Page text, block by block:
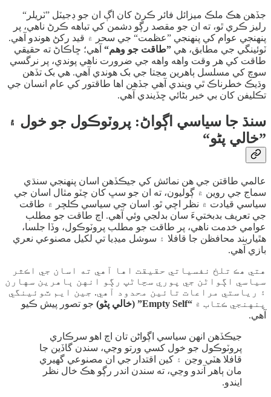
​جڏهن هڪ ملڪ ميزائل فائر ڪرڻ کان اڳ ان جو ڊجيٽل ”ٽريلر“
رليز ڪري ٿو، ته ان جو مقصد رڳو دشمن کي تباهه ڪرڻ ناهي، پر
پنهنجي عوام کي پنهنجي ”عظمت“ جي سحر ۾ قيد رکڻ هوندو آهي.
ٽوئينگي جي مطابق، هي ”طاقت جو وهم“ آهي؛ ڇاڪاڻ ته حقيقي
طاقت کي هر وقت واهه واهه جي ضرورت ناهي پوندي، پر نرگسي
سوچ کي مسلسل ٻاهرين مڃتا جي بک هوندي آهي. هي بک تڏهن
وڌيڪ خطرناڪ ٿي ويندي آهي جڏهن اها طاقتور کي عام انسان جي
تڪليفن کان بي خبر بڻائي ڇڏيندي آهي.
​سنڌ جا سياسي اڳواڻ: پروٽوڪول جو خول ۽
”خالي پڻو“
​عالمي طاقتن جي هن نمائش کي جيڪڏهن اسان پنهنجي سنڌي
سماج جي روين ۾ ڳوليون، ته ان جو سڀ کان چٽو مثال اسان جي
سياسي قيادت ۾ نظر اچي ٿو. اسان جي سياسي ڪلچر ۾ طاقت
جي تعريف بدبختيءَ سان بدلجي وئي آهي. اڄ طاقت جو مطلب
عوامي خدمت ناهي، پر طاقت جو مطلب پروٽوڪول، وڏا جلسا،
هٿياربند محافظن جا قافلا ۽ سوشل ميڊيا تي لکيل مصنوعي نعري
بازي آهي.
​هتي هڪ تلخ نفسياتي حقيقت اها آهي ته اسان جي اڪثر
سياسي اڳواڻن جي پوري سڃاڻپ رڳو انهن ٻاهرين سهارن
۽ رياستي مراعات تائين محدود آهي. جين ايم ٽوئينگي
پنهنجي ڪتاب ۾ “Empty Self” (خالي پڻو)
جو تصور پيش ڪيو
آهي.
​جيڪڏهن انهن سياسي اڳواڻن تان اڄ اهو سرڪاري
پروٽوڪول جو خول کسي ورتو وڃي، سندن گاڏين جا
قافلا هٽي وڃن ۽ کين اقتدار جي ان مصنوعي گهيري
مان ٻاهر آندو وڃي، ته سندن اندر رڳو هڪ خال نظر
ايندو.